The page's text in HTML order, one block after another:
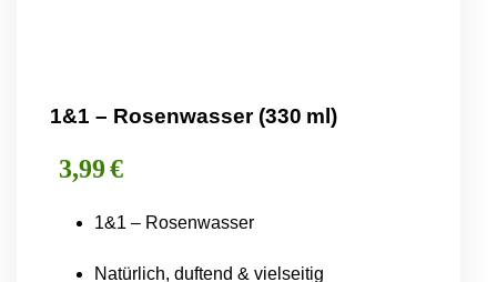
1&1 – Rosenwasser (330 ml)
€
3,99
1&1 – Rosenwasser
Natürlich, duftend & vielseitig